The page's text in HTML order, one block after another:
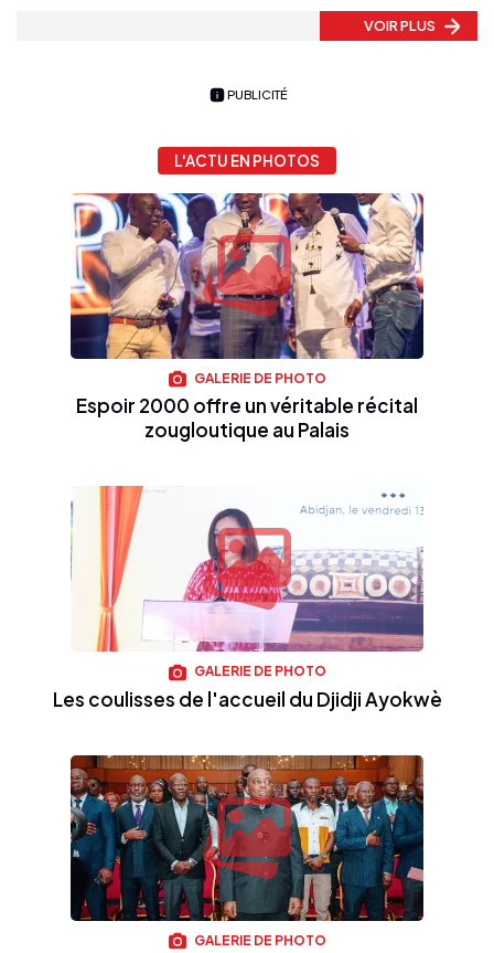
VOIR PLUS
PUBLICITÉ
L'ACTU EN PHOTOS
GALERIE DE PHOTO
Espoir 2000 offre un véritable récital
zougloutique au Palais
GALERIE DE PHOTO
Les coulisses de l'accueil du Djidji Ayokwè
GALERIE DE PHOTO